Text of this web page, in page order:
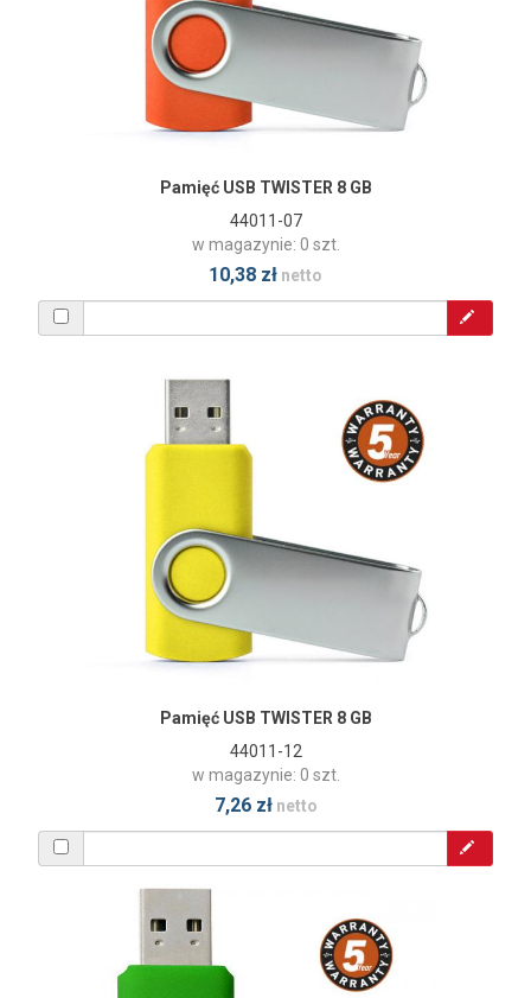
Pamięć USB TWISTER 8 GB
44011-07
w magazynie: 0 szt.
10,38 zł netto
Pamięć USB TWISTER 8 GB
44011-12
w magazynie: 0 szt.
7,26 złnetto